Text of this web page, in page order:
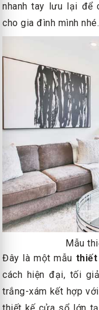
nhanh tay lưu lại để
cho gia đình mình nhé.
Mẫu
Đây là một mẫu thiết
cách hiện đại, tối
trắng-xám kết hợp